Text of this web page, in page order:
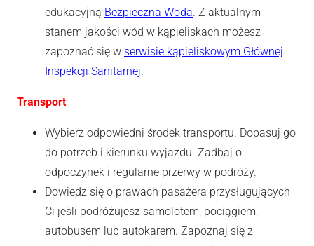
edukacyjną Bezpieczna Woda. Z aktualnym
stanem jakości wód w kąpieliskach możesz
zapoznać się w serwisie kąpieliskowym Głównej
Inspekcji Sanitarnej.
Transport
Wybierz odpowiedni środek transportu. Dopasuj go
do potrzeb i kierunku wyjazdu. Zadbaj o
odpoczynek i regularne przerwy w podróży.
Dowiedz się o prawach pasażera przysługujących
Ci jeśli podróżujesz samolotem, pociągiem,
autobusem lub autokarem. Zapoznaj się z